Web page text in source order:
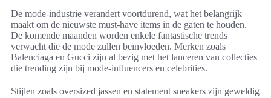
De mode-industrie verandert voortdurend, wat het belangrijk
maakt om de nieuwste must-have items in de gaten te houden.
De komende maanden worden enkele fantastische trends
verwacht die de mode zullen beïnvloeden. Merken zoals
Balenciaga en Gucci zijn al bezig met het lanceren van collecties
die trending zijn bij mode-influencers en celebrities.
Stijlen zoals oversized jassen en statement sneakers zijn geweldig